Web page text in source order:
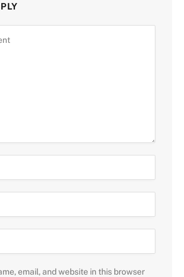
email, and website in this browser